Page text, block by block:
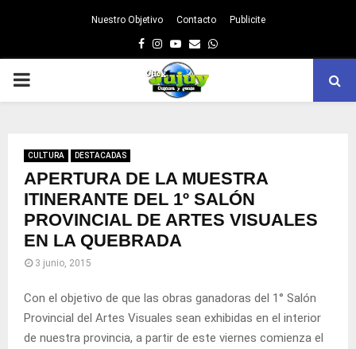
Nuestro Objetivo Contacto Publicite
Facebook
Instagram
Youtube
EmailWhatsapp
PRIMARY
CULTURA DESTACADAS
APERTURA DE LA MUESTRA
ITINERANTE DEL 1º SALÓN
PROVINCIAL DE ARTES VISUALES
EN LA QUEBRADA
3 junio, 2015
Con el objetivo de que las obras ganadoras del 1° Salón
Provincial del Artes Visuales sean exhibidas en el interior
de nuestra provincia, a partir de este viernes comienza el